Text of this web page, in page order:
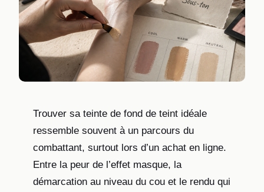
Trouver sa teinte de fond de teint idéale
ressemble souvent à un parcours du
combattant, surtout lors d’un achat en ligne.
Entre la peur de l’effet masque, la
démarcation au niveau du cou et le rendu qui